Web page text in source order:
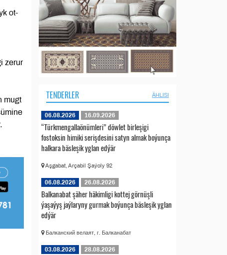
ot-
zerur
mugt
TENDERLER ÄHLISI
06.08.2026 16.09.2026
“Türkmengallaönümleri” döwlet birleşigi
fostoksin himiki serişdesini satyn almak boýunça
halkara bäsleşik yglan edýär
Aşgabat, Arçabil Şaýoly 92
06.08.2026 26.08.2026
Balkanabat şäher häkimligi kottej görnüşli
ýaşaýyş jaýlaryny gurmak boýunça bäsleşik yglan
edýär
Балканский велаят, г. Балканабат
03.08.2026 28.08.2026